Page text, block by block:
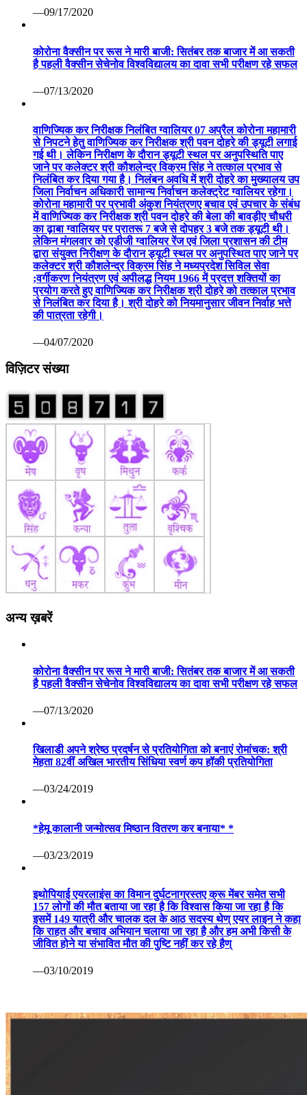
—09/17/2020
कोरोना वैक्सीन पर रूस ने मारी बाजी: सितंबर तक बाजार में आ सकती
है पहली वैक्सीन सेचेनोव विश्वविद्यालय का दावा सभी परीक्षण रहे सफल
—07/13/2020
वाणिज्यिक कर निरीक्षक निलंबित ग्वालियर 07 अप्रैल कोरोना महामारी
से निपटने हेतु वाणिज्यिक कर निरीक्षक श्री पवन दोहरे की ड्यूटी लगाई
गई थी। लेकिन निरीक्षण के दौरान ड्यूटी स्थल पर अनुपस्थिति पाए
जाने पर कलेक्टर श्री कौशलेन्द्र विक्रम सिंह ने तत्काल प्रभाव से
निलंबित कर दिया गया है। निलंबन अवधि में श्री दोहरे का मुख्यालय उप
जिला निर्वाचन अधिकारी सामान्य निर्वाचन कलेक्ट्रेट ग्वालियर रहेगा।
कोरोना महामारी पर प्रभावी अंकुश नियंत्रणए बचाव एवं उपचार के संबंध
में वाणिज्यिक कर निरीक्षक श्री पवन दोहरे की बेला की बावड़ीए चौधरी
का ढ़ाबा ग्वालियर पर प्रातरू 7 बजे से दोपहर 3 बजे तक ड्यूटी थी।
लेकिन मंगलवार को एडीजी ग्वालियर रेंज एवं जिला प्रशासन की टीम
द्वारा संयुक्त निरीक्षण के दौरान ड्यूटी स्थल पर अनुपस्थित पाए जाने पर
कलेक्टर श्री कौशलेन्द्र विक्रम सिंह ने मध्यप्रदेश सिविल सेवा
;वर्गीकरण नियंत्रण एवं अपीलद्ध नियम 1966 में प्रदत्त शक्तियों का
प्रयोग करते हुए वाणिज्यिक कर निरीक्षक श्री दोहरे को तत्काल प्रभाव
से निलंबित कर दिया है। श्री दोहरे को नियमानुसार जीवन निर्वाह भत्ते
की पात्रता रहेगी।
—04/07/2020
विज़िटर संख्या
अन्य ख़बरें
कोरोना वैक्सीन पर रूस ने मारी बाजी: सितंबर तक बाजार में आ सकती
है पहली वैक्सीन सेचेनोव विश्वविद्यालय का दावा सभी परीक्षण रहे सफल
—07/13/2020
खिलाडी अपने श्रेष्ठ प्रदर्षन से प्रतियोगिता को बनाएं रोमांचक: श्री
मेहता 82वीं अखिल भारतीय सिंधिया स्वर्ण कप हॉकी प्रतियोगिता
—03/24/2019
*हेमू कालानी जन्मोत्सव मिष्ठान वितरण कर बनाया* *
—03/23/2019
इथोपियाई एयरलाइंस का विमान दुर्घटनाग्रस्तए क्रू मेंबर समेत सभी
157 लोगों की मौत बताया जा रहा है कि विश्वास किया जा रहा है कि
इसमें 149 यात्री और चालक दल के आठ सदस्य थेण् एयर लाइन ने कहा
कि राहत और बचाव अभियान चलाया जा रहा है और हम अभी किसी के
जीवित होने या संभावित मौत की पुष्टि नहीं कर रहे हैण्
—03/10/2019